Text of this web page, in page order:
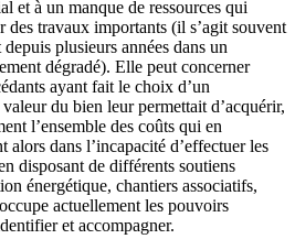
et à un manque de ressources qui
des travaux importants (il s’agit souvent
plusieurs années dans un
dégradé). Elle peut concerner
ayant fait le choix d’un
du bien leur permettait d’acquérir,
l’ensemble des coûts qui en
alors dans l’incapacité d’effectuer les
disposant de différents soutiens
énergétique, chantiers associatifs,
actuellement les pouvoirs
et accompagner.